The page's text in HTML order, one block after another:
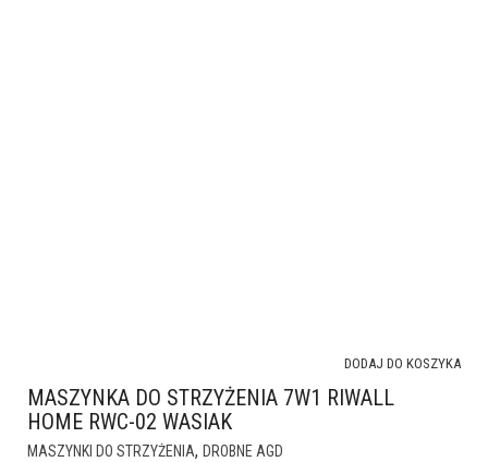
MASZYNKA DO STRZYŻENIA 7W1 RIWALL
HOME RWC-02 WASIAK
MASZYNKI DO STRZYŻENIA, DROBNE AGD
DODAJ DO KOSZYKA